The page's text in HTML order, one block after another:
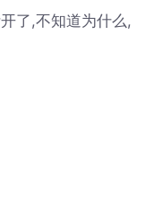
了,不知道为什么,